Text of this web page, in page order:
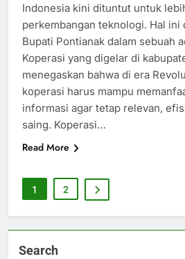
Indonesia kini dituntut untuk
perkembangan teknologi. Hal ini
Bupati Pontianak dalam sebuah
Koperasi yang digelar di
menegaskan bahwa di era
koperasi harus mampu
informasi agar tetap relevan,
saing. Koperasi…
Read More
1 2
Search